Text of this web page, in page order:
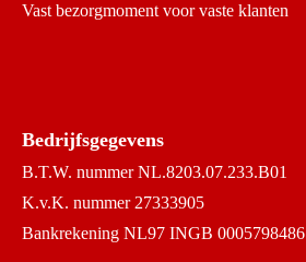
Vast bezorgmoment voor vaste klanten
Bedrijfsgegevens
B.T.W. nummer NL.8203.07.233.B01
K.v.K. nummer 27333905
Bankrekening NL97 INGB 0005798486